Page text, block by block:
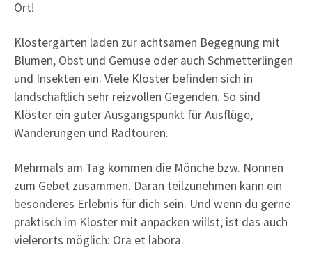
Ort!
Klostergärten laden zur achtsamen Begegnung mit
Blumen, Obst und Gemüse oder auch Schmetterlingen
und Insekten ein. Viele Klöster befinden sich in
landschaftlich sehr reizvollen Gegenden. So sind
Klöster ein guter Ausgangspunkt für Ausflüge,
Wanderungen und Radtouren.
Mehrmals am Tag kommen die Mönche bzw. Nonnen
zum Gebet zusammen. Daran teilzunehmen kann ein
besonderes Erlebnis für dich sein. Und wenn du gerne
praktisch im Kloster mit anpacken willst, ist das auch
vielerorts möglich: Ora et labora.